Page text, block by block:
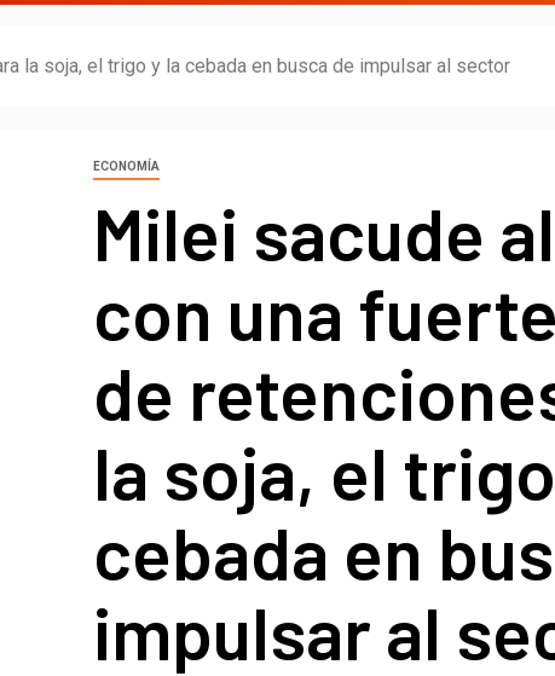
la soja, el trigo y la cebada en busca de impulsar al sector
ECONOMÍA
Milei sacude
con una
de
la soja, el
cebada en
impulsar al